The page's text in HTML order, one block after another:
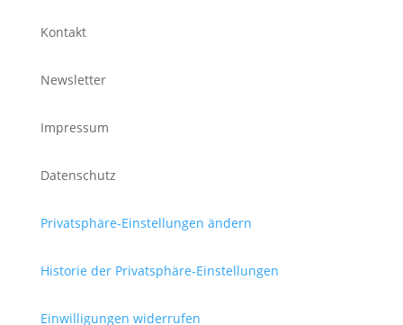
Kontakt
Newsletter
Impressum
Datenschutz
Privatsphäre-Einstellungen ändern
Historie der Privatsphäre-Einstellungen
Einwilligungen widerrufen